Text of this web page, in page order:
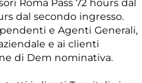
Roma Pass 72 hours dal
dal secondo ingresso.
e Agenti Generali,
e ai clienti
di Dem nominativa.